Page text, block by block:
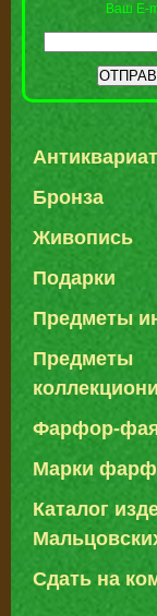
Ваш E-
Антиквариат
Бронза
Живопись
Подарки
Предметы
Предметы
Фарфор-
Марки
Каталог
Сдать на